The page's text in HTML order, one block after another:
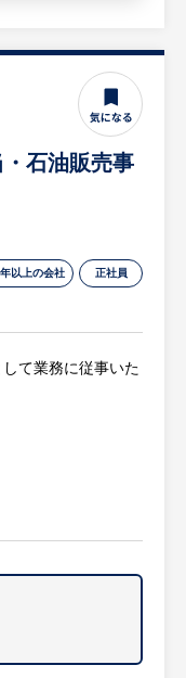
+建築資材」「燃
提案の実施
ト】
す。
ており、創業90年を
性があります。
石油販売事
以上の会社 正社員
て業務に従事いた
工場、イベント会
使用のサポートを
ることを目指して